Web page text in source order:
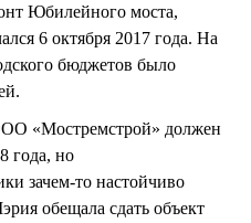
Юбилейного моста,
6 октября 2017 года. На
бюджетов было
«Мостремстрой» должен
года, но
зачем-то настойчиво
обещала сдать объект